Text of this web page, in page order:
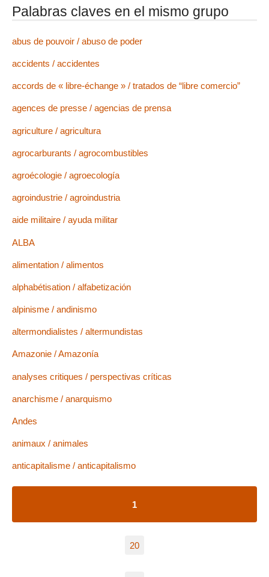
Palabras claves en el mismo grupo
abus de pouvoir / abuso de poder
accidents / accidentes
accords de « libre-échange » / tratados de “libre comercio”
agences de presse / agencias de prensa
agriculture / agricultura
agrocarburants / agrocombustibles
agroécologie / agroecología
agroindustrie / agroindustria
aide militaire / ayuda militar
ALBA
alimentation / alimentos
alphabétisation / alfabetización
alpinisme / andinismo
altermondialistes / altermundistas
Amazonie / Amazonía
analyses critiques / perspectivas críticas
anarchisme / anarquismo
Andes
animaux / animales
anticapitalisme / anticapitalismo
1
20